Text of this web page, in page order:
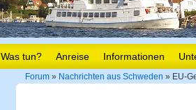
Was tun? Anreise Informationen
Forum » Nachrichten aus Schweden » EU-